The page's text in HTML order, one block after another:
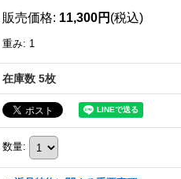
販売価格: 11,300円 (税込)
重み: 1
在庫数 5枚
数量: